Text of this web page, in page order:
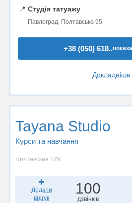
📍 Студія татуажу
Павлоград, Полтавська 95
+38 (050) 618..
Докладніше
Tayana Studio
Курси та навчання
Полтавская 129
Додати
відгук
100
дзвінків